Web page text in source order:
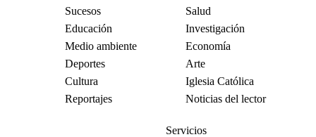
Sucesos
Salud
Educación
Investigación
Medio ambiente
Economía
Deportes
Arte
Cultura
Iglesia Católica
Reportajes
Noticias del lector
Servicios